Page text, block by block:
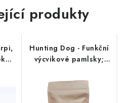
produkty
Hunting Dog - Funkční
výcvikové pamlsky;